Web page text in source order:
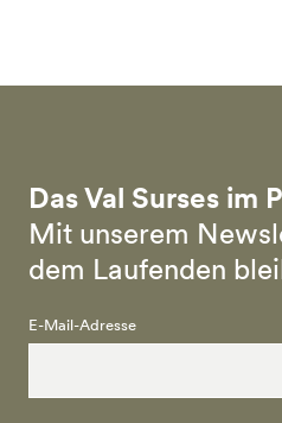
Das Val Surses im
Mit unserem
dem Laufenden
E-Mail-Adresse